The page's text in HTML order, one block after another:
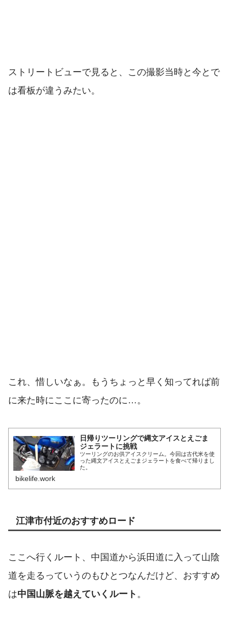
ストリートビューで見ると、この撮影当時と今とで
は看板が違うみたい。
これ、惜しいなぁ。もうちょっと早く知ってれば前
に来た時にここに寄ったのに…。
日帰りツーリングで縄文アイスとえごま
ジェラートに挑戦
ツーリングのお供アイスクリーム。今回は古代米を使
った縄文アイスとえごまジェラートを食べて帰りまし
た。
bikelife.work
江津市付近のおすすめロード
ここへ行くルート、中国道から浜田道に入って山陰
道を走るっていうのもひとつなんだけど、おすすめ
は中国山脈を越えていくルート 。